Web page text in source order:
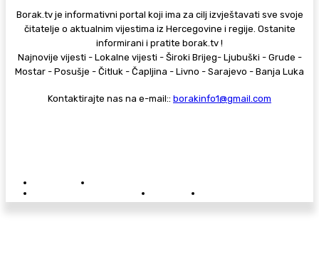
Borak.tv je informativni portal koji ima za cilj izvještavati sve svoje
čitatelje o aktualnim vijestima iz Hercegovine i regije. Ostanite
informirani i pratite borak.tv !
Najnovije vijesti - Lokalne vijesti - Široki Brijeg- Ljubuški - Grude -
Mostar - Posušje - Čitluk - Čapljina - Livno - Sarajevo - Banja Luka
Kontaktirajte nas na e-mail:: borakinfo1@gmail.com